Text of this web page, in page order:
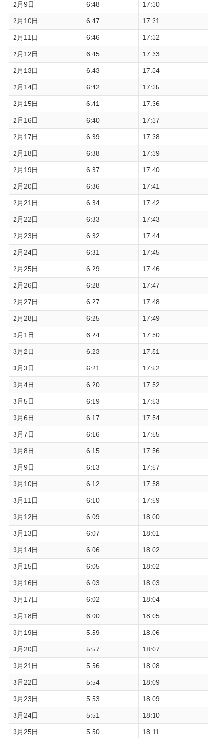
2月9日 6:48 17:30
2月10日 6:47 17:31
2月11日 6:46 17:32
2月12日 6:45 17:33
2月13日 6:43 17:34
2月14日 6:42 17:35
2月15日 6:41 17:36
2月16日 6:40 17:37
2月17日 6:39 17:38
2月18日 6:38 17:39
2月19日 6:37 17:40
2月20日 6:36 17:41
2月21日 6:34 17:42
2月22日 6:33 17:43
2月23日 6:32 17:44
2月24日 6:31 17:45
2月25日 6:29 17:46
2月26日 6:28 17:47
2月27日 6:27 17:48
2月28日 6:25 17:49
3月1日 6:24 17:50
3月2日 6:23 17:51
3月3日 6:21 17:52
3月4日 6:20 17:52
3月5日 6:19 17:53
3月6日 6:17 17:54
3月7日 6:16 17:55
3月8日 6:15 17:56
3月9日 6:13 17:57
3月10日 6:12 17:58
3月11日 6:10 17:59
3月12日 6:09 18:00
3月13日 6:07 18:01
3月14日 6:06 18:02
3月15日 6:05 18:02
3月16日 6:03 18:03
3月17日 6:02 18:04
3月18日 6:00 18:05
3月19日 5:59 18:06
3月20日 5:57 18:07
3月21日 5:56 18:08
3月22日 5:54 18:09
3月23日 5:53 18:09
3月24日 5:51 18:10
3月25日 5:50 18:11